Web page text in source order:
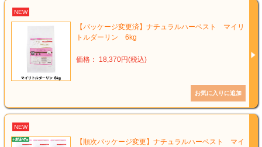
NEW
【パッケージ変更済】ナチュラルハーベスト マイリ
トルダーリン 6kg
価格： 18,370円(税込)
NEW
【順次パッケージ変更】ナチュラルハーベスト マイ